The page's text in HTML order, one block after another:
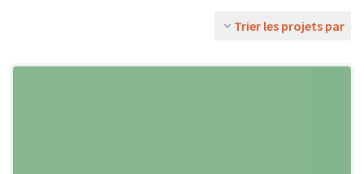
Trier les projets par